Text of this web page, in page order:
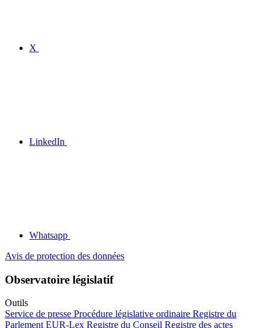
X
LinkedIn
Whatsapp
Avis de protection des données
Observatoire législatif
Outils
Service de presse Procédure législative ordinaire Registre du
Parlement EUR-Lex Registre du Conseil Registre des actes